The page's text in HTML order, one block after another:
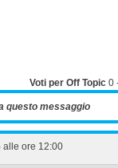
Voti per Off Topic 0
questo messaggio
alle ore 12:00